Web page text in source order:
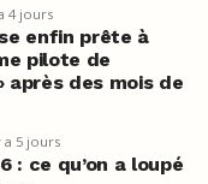
4 jours
enfin prête à
pilote de
après des mois de
a 5 jours
: ce qu’on a loupé